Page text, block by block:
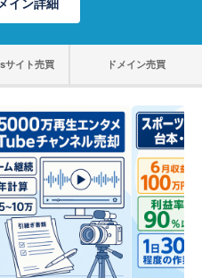
イト売買 ドメイン売買